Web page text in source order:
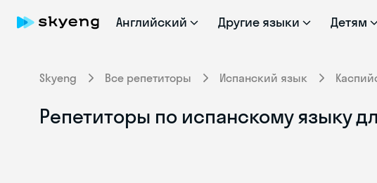
Английский Другие языки Детям
Skyeng Все репетиторы Испанский язык
Репетиторы по испанскому языку